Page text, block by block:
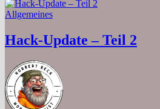
Allgemeines
Hack-Update – Teil 2